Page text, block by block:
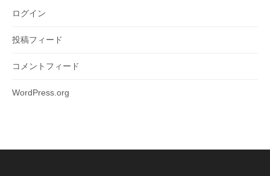
ログイン
投稿フィード
コメントフィード
WordPress.org